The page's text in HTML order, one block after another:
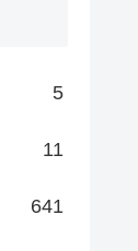
5
11
641